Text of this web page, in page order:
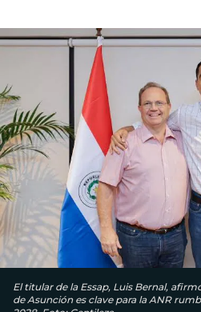
El titular de la Essap, Luis Bernal,
de Asunción es clave para la ANR